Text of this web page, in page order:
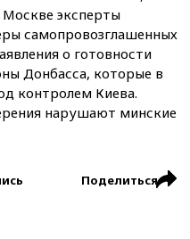
эксперты
самопровозглашенных
о готовности
Донбасса, которые в
контролем Киева.
нарушают минские
Поделиться